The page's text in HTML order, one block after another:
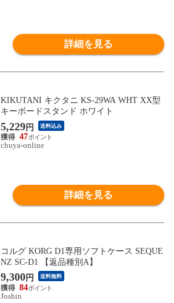
詳細を見る
KIKUTANI キクタニ KS-29WA WHT XX型
キーボードスタンド ホワイト
5,229円 送料込み
47
chuya-online
詳細を見る
コルグ KORG D1専用ソフトケース SEQUE
NZ SC-D1 【返品種別A】
9,300円 送料無料
84
Joshin